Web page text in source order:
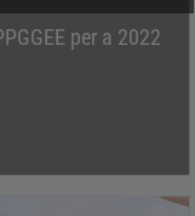
per a 2022